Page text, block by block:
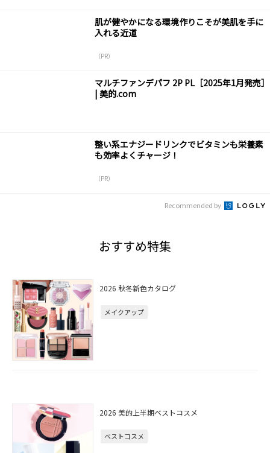
肌が健やかになる環境作りこそが美肌を手に
入れる近道
（PR）
マルチファンデパフ 2P PL［2025年1月発売］
| 美的.com
整い系エナジードリンクでビタミンも栄養素
も効率よくチャージ！
（PR）
Recommended by
おすすめ特集
2026 秋冬新色カタログ
メイクアップ
2026 美的上半期ベストコスメ
ベストコスメ